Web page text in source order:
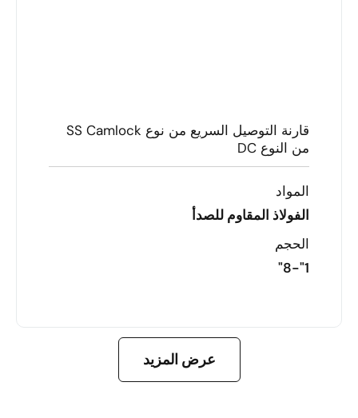
قارنة التوصيل السريع من نوع SS Camlock
من النوع DC
المواد
الفولاذ المقاوم للصدأ
الحجم
1"-8"
اعرف المزيد
عرض المزيد